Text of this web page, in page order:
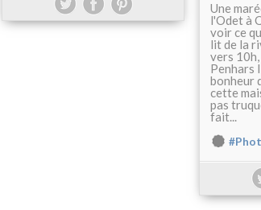
Une
l'Odet à
voir ce
lit de la
vers
Penhars
bonheur
cette
pas
fait...